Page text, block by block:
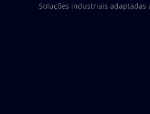
Soluções industriais adaptadas